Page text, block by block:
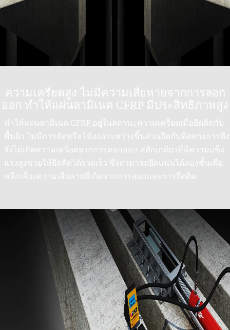
ความเครียดสูง ไม่มีความเสียหายจากการลอก
ออก ทำให้แผ่นลามิเนต CFRP มีประสิทธิภาพสูง
ทำให้แผ่นลามิเนต CFRP อยู่ในสถานะความเครียดเมื่อยึดติดกับ
พื้นผิว ไม่มีการดัดหรือโค้งงอระหว่างชิ้นส่วนยึดกับทิศทางการดึง
จึงไม่เกิดความเครียดจากการลอกออก สลักเกลียวที่มีความแข็ง
แรงสูงช่วยให้ยึดติดได้รวดเร็ว ซึ่งสามารถยึดแน่นได้สองชั้นเพื่อ
หลีกเลี่ยงความเสียหายที่เกิดจากการลอกและการยึดติด